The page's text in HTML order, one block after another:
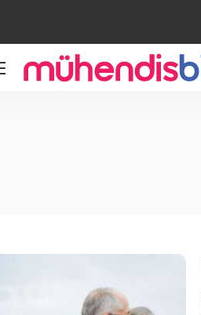
Teknoloji
Girişimcilik
Otomotiv